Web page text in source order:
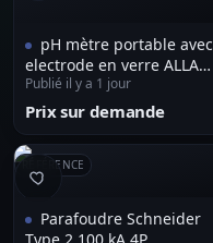
pH mètre portable avec
electrode en verre ALLA
FRANCE
Publié il y a 1 jour
Prix sur demande
RÉFÉRENCE
Parafoudre Schneider